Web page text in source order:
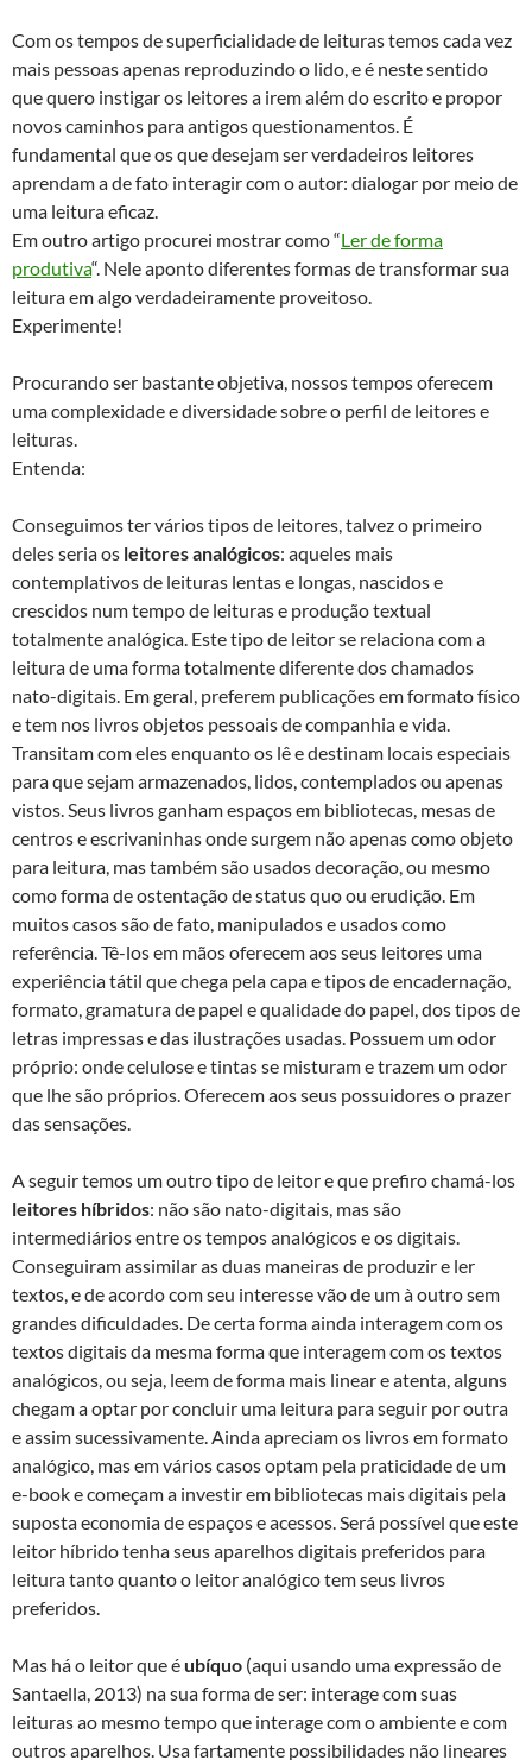
Com os tempos de superficialidade de leituras temos cada vez
mais pessoas apenas reproduzindo o lido, e é neste sentido
que quero instigar os leitores a irem além do escrito e propor
novos caminhos para antigos questionamentos. É
fundamental que os que desejam ser verdadeiros leitores
aprendam a de fato interagir com o autor: dialogar por meio de
uma leitura eficaz.
Em outro artigo procurei mostrar como “Ler de forma
produtiva“. Nele aponto diferentes formas de transformar sua
leitura em algo verdadeiramente proveitoso.
Experimente!
Procurando ser bastante objetiva, nossos tempos oferecem
uma complexidade e diversidade sobre o perfil de leitores e
leituras.
Entenda:
Conseguimos ter vários tipos de leitores, talvez o primeiro
deles seria os leitores analógicos: aqueles mais
contemplativos de leituras lentas e longas, nascidos e
crescidos num tempo de leituras e produção textual
totalmente analógica. Este tipo de leitor se relaciona com a
leitura de uma forma totalmente diferente dos chamados
nato-digitais. Em geral, preferem publicações em formato físico
e tem nos livros objetos pessoais de companhia e vida.
Transitam com eles enquanto os lê e destinam locais especiais
para que sejam armazenados, lidos, contemplados ou apenas
vistos. Seus livros ganham espaços em bibliotecas, mesas de
centros e escrivaninhas onde surgem não apenas como objeto
para leitura, mas também são usados decoração, ou mesmo
como forma de ostentação de status quo ou erudição. Em
muitos casos são de fato, manipulados e usados como
referência. Tê-los em mãos oferecem aos seus leitores uma
experiência tátil que chega pela capa e tipos de encadernação,
formato, gramatura de papel e qualidade do papel, dos tipos de
letras impressas e das ilustrações usadas. Possuem um odor
próprio: onde celulose e tintas se misturam e trazem um odor
que lhe são próprios. Oferecem aos seus possuidores o prazer
das sensações.
A seguir temos um outro tipo de leitor e que prefiro chamá-los
leitores híbridos: não são nato-digitais, mas são
intermediários entre os tempos analógicos e os digitais.
Conseguiram assimilar as duas maneiras de produzir e ler
textos, e de acordo com seu interesse vão de um à outro sem
grandes dificuldades. De certa forma ainda interagem com os
textos digitais da mesma forma que interagem com os textos
analógicos, ou seja, leem de forma mais linear e atenta, alguns
chegam a optar por concluir uma leitura para seguir por outra
e assim sucessivamente. Ainda apreciam os livros em formato
analógico, mas em vários casos optam pela praticidade de um
e-book e começam a investir em bibliotecas mais digitais pela
suposta economia de espaços e acessos. Será possível que este
leitor híbrido tenha seus aparelhos digitais preferidos para
leitura tanto quanto o leitor analógico tem seus livros
preferidos.
Mas há o leitor que éubíquo (aqui usando uma expressão de
Santaella, 2013) na sua forma de ser: interage com suas
leituras ao mesmo tempo que interage com o ambiente e com
outros aparelhos. Usa fartamente possibilidades não lineares